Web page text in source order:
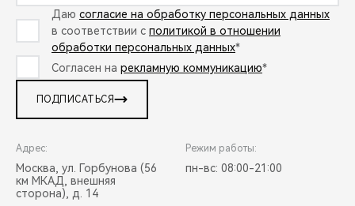
Даю согласие на обработку персональных данных
в соответствии с политикой в отношении
обработки персональных данных*
Согласен на рекламную коммуникацию*
ПОДПИСАТЬСЯ
Адрес:
Москва, ул. Горбунова (56
км МКАД, внешняя
сторона), д. 14
Режим работы:
пн-вс: 08:00-21:00